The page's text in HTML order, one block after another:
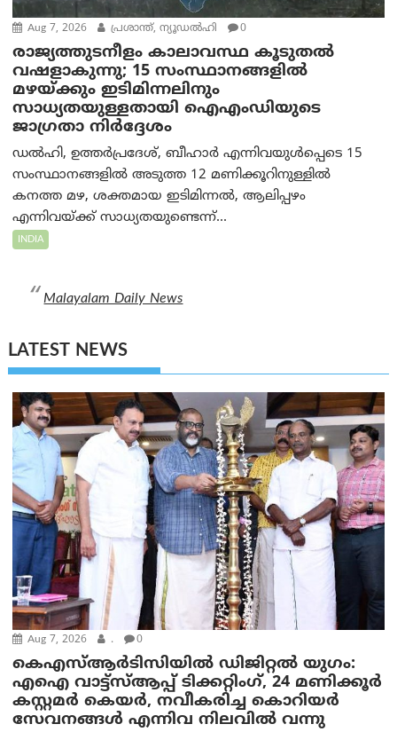
Aug 7, 2026 പ്രശാന്ത്, ന്യൂഡല്‍ഹി 0
രാജ്യത്തുടനീളം കാലാവസ്ഥ കൂടുതൽ
വഷളാകുന്നു; 15 സംസ്ഥാനങ്ങളിൽ
മഴയ്ക്കും ഇടിമിന്നലിനും
സാധ്യതയുള്ളതായി ഐഎംഡിയുടെ
ജാഗ്രതാ നിർദ്ദേശം
ഡൽഹി, ഉത്തർപ്രദേശ്, ബീഹാർ എന്നിവയുൾപ്പെടെ 15
സംസ്ഥാനങ്ങളിൽ അടുത്ത 12 മണിക്കൂറിനുള്ളിൽ
കനത്ത മഴ, ശക്തമായ ഇടിമിന്നൽ, ആലിപ്പഴം
എന്നിവയ്ക്ക് സാധ്യതയുണ്ടെന്ന്...
INDIA
Malayalam Daily News
LATEST NEWS
Aug 7, 2026 . 0
കെഎസ്ആർടിസിയിൽ ഡിജിറ്റൽ യുഗം:
എഐ വാട്ട്‌സ്ആപ്പ് ടിക്കറ്റിംഗ്, 24 മണിക്കൂർ
കസ്റ്റമർ കെയർ, നവീകരിച്ച കൊറിയർ
സേവനങ്ങൾ എന്നിവ നിലവിൽ വന്നു